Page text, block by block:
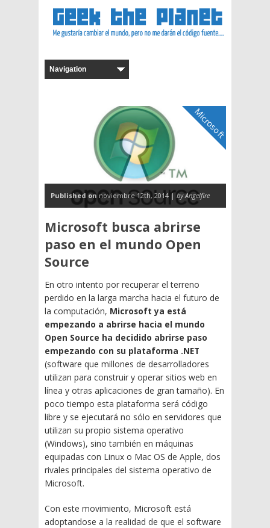
Microsoft
Published onnoviembre 12th, 2014 |by Angelfire
Microsoft busca abrirse
paso en el mundo Open
Source
En otro intento por recuperar el terreno
perdido en la larga marcha hacia el futuro de
la computación, Microsoft ya está
empezando a abrirse hacia el mundo
Open Source ha decidido abrirse paso
empezando con su plataforma .NET
(software que millones de desarrolladores
utilizan para construir y operar sitios web en
línea y otras aplicaciones de gran tamaño). En
poco tiempo esta plataforma será código
libre y se ejecutará no sólo en servidores que
utilizan su propio sistema operativo
(Windows), sino también en máquinas
equipadas con Linux o Mac OS de Apple, dos
rivales principales del sistema operativo de
Microsoft.
Con este movimiento, Microsoft está
adoptandose a la realidad de que el software